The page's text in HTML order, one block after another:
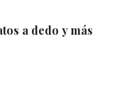
a dedo y más